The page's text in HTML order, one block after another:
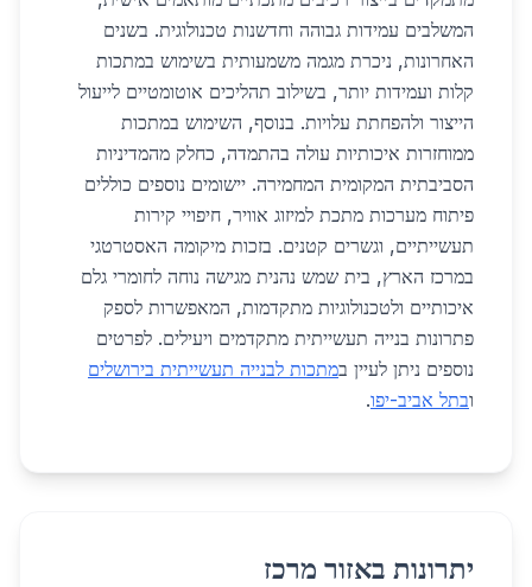
המשלבים עמידות גבוהה וחדשנות טכנולוגית. בשנים
האחרונות, ניכרת מגמה משמעותית בשימוש במתכות
קלות ועמידות יותר, בשילוב תהליכים אוטומטיים לייעול
הייצור ולהפחתת עלויות. בנוסף, השימוש במתכות
ממוחזרות איכותיות עולה בהתמדה, כחלק מהמדיניות
הסביבתית המקומית המחמירה. יישומים נוספים כוללים
פיתוח מערכות מתכת למיזוג אוויר, חיפויי קירות
תעשייתיים, וגשרים קטנים. בזכות מיקומה האסטרטגי
במרכז הארץ, בית שמש נהנית מגישה נוחה לחומרי גלם
איכותיים ולטכנולוגיות מתקדמות, המאפשרות לספק
פתרונות בנייה תעשייתית מתקדמים ויעילים. לפרטים
נוספים ניתן לעיין במתכות לבנייה תעשייתית בירושלים
ובתל אביב-יפו.
יתרונות באזור מרכז